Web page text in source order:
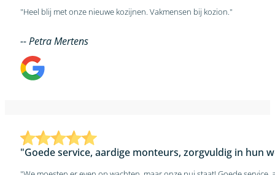
"Heel blij met onze nieuwe kozijnen. Vakmensen bij kozion."
-- Petra Mertens
"Goede service, aardige monteurs, zorgvuldig in hun